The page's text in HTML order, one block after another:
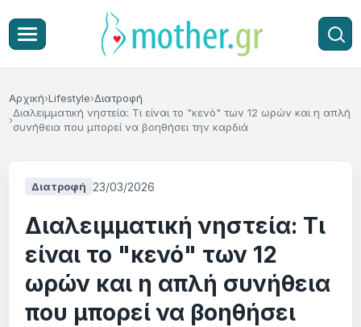
Αρχική Lifestyle Διατροφή
Διαλειμματική νηστεία: Τι είναι το "κενό" των 12 ωρών και η απλή
συνήθεια που μπορεί να βοηθήσει την καρδιά
Διατροφή 23/03/2026
Διαλειμματική νηστεία: Τι
είναι το "κενό" των 12
ωρών και η απλή συνήθεια
που μπορεί να βοηθήσει